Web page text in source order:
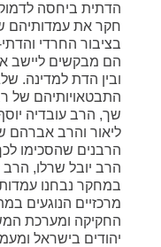
הדתית ביחסה
חקר את עמדותיהם
בציבור החרדי
הם מבקשים ליישב
ובין הדת למדינה.
התבטאויותיהם של
שך, הרב עובדיה
ליאור והרב אברהם
הרבנים שהסכימו
הרב יובל שרלו, הרב
במחקר נבחנו
מרכזיים הנוגעים
החקיקה ומערכת
יהודים בישראל